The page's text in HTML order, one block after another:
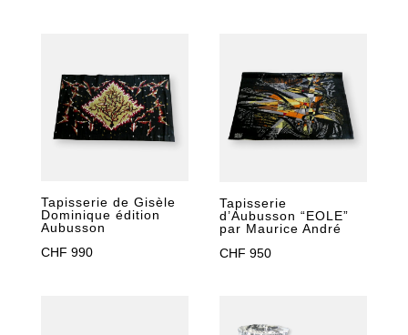
Tapisserie de Gisèle
Dominique édition
Aubusson
CHF 990
Tapisserie
d’Aubusson “EOLE”
par Maurice André
CHF 950